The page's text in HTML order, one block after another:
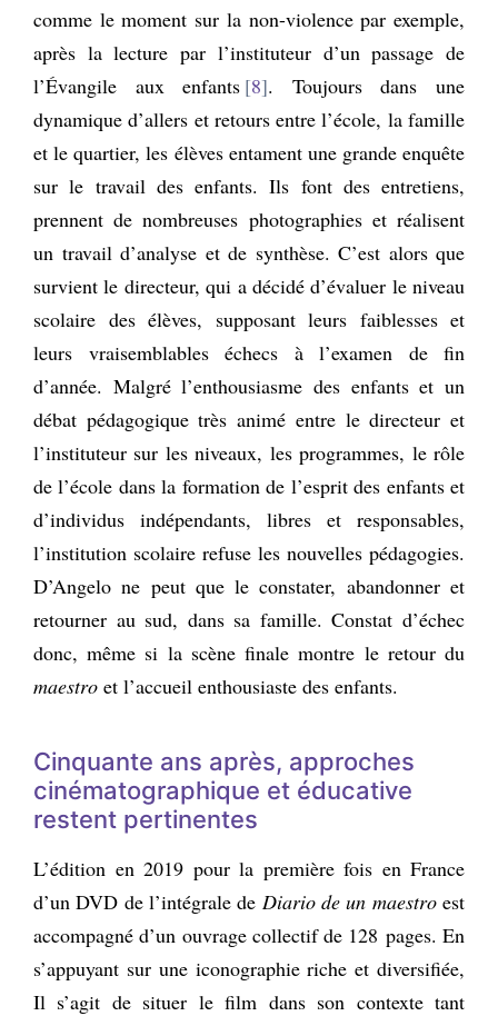
comme le moment sur la non-violence par exemple,
après la lecture par l’instituteur d’un passage de
l’Évangile aux enfants 8 . Toujours dans une
dynamique d’allers et retours entre l’école, la famille
et le quartier, les élèves entament une grande enquête
sur le travail des enfants. Ils font des entretiens,
prennent de nombreuses photographies et réalisent
un travail d’analyse et de synthèse. C’est alors que
survient le directeur, qui a décidé d’évaluer le niveau
scolaire des élèves, supposant leurs faiblesses et
leurs vraisemblables échecs à l’examen de fin
d’année. Malgré l’enthousiasme des enfants et un
débat pédagogique très animé entre le directeur et
l’instituteur sur les niveaux, les programmes, le rôle
de l’école dans la formation de l’esprit des enfants et
d’individus indépendants, libres et responsables,
l’institution scolaire refuse les nouvelles pédagogies.
D’Angelo ne peut que le constater, abandonner et
retourner au sud, dans sa famille. Constat d’échec
donc, même si la scène finale montre le retour du
maestro et l’accueil enthousiaste des enfants.
Cinquante ans après, approches
cinématographique et éducative
restent pertinentes
L’édition en 2019 pour la première fois en France
d’un DVD de l’intégrale de Diario de un maestroest
accompagné d’un ouvrage collectif de 128 pages. En
s’appuyant sur une iconographie riche et diversifiée,
Il s’agit de situer le film dans son contexte tant